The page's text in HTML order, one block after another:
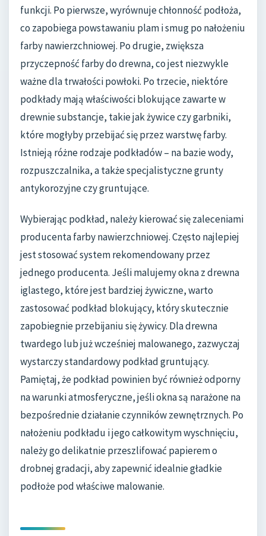
funkcji. Po pierwsze, wyrównuje chłonność podłoża,
co zapobiega powstawaniu plam i smug po nałożeniu
farby nawierzchniowej. Po drugie, zwiększa
przyczepność farby do drewna, co jest niezwykle
ważne dla trwałości powłoki. Po trzecie, niektóre
podkłady mają właściwości blokujące zawarte w
drewnie substancje, takie jak żywice czy garbniki,
które mogłyby przebijać się przez warstwę farby.
Istnieją różne rodzaje podkładów – na bazie wody,
rozpuszczalnika, a także specjalistyczne grunty
antykorozyjne czy gruntujące.
Wybierając podkład, należy kierować się zaleceniami
producenta farby nawierzchniowej. Często najlepiej
jest stosować system rekomendowany przez
jednego producenta. Jeśli malujemy okna z drewna
iglastego, które jest bardziej żywiczne, warto
zastosować podkład blokujący, który skutecznie
zapobiegnie przebijaniu się żywicy. Dla drewna
twardego lub już wcześniej malowanego, zazwyczaj
wystarczy standardowy podkład gruntujący.
Pamiętaj, że podkład powinien być również odporny
na warunki atmosferyczne, jeśli okna są narażone na
bezpośrednie działanie czynników zewnętrznych. Po
nałożeniu podkładu i jego całkowitym wyschnięciu,
należy go delikatnie przeszlifować papierem o
drobnej gradacji, aby zapewnić idealnie gładkie
podłoże pod właściwe malowanie.